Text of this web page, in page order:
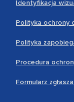
Identyfikacja
Polityka ochrony
Polityka
Procedura
Formularz